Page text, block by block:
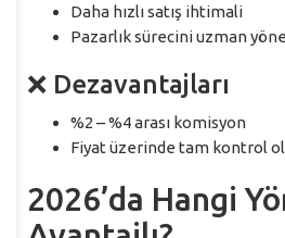
Daha hızlı satış ihtimali
Pazarlık sürecini uzman
❌ Dezavantajları
%2 – %4 arası komisyon
Fiyat üzerinde tam kontrol
2026’da Hangi